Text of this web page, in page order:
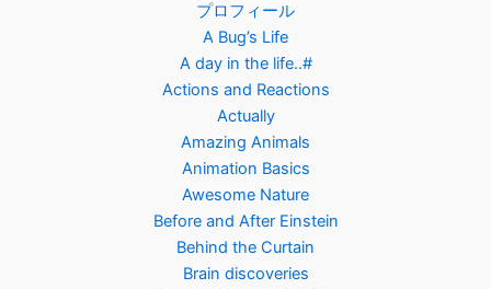
プロフィール
A Bug’s Life
A day in the life..#
Actions and Reactions
Actually
Amazing Animals
Animation Basics
Awesome Nature
Before and After Einstein
Behind the Curtain
Brain discoveries